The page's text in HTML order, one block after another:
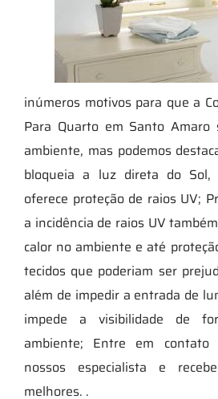
inúmeros motivos para que a
Para Quarto em Santo Amaro
ambiente, mas podemos
bloqueia a luz direta do Sol,
oferece proteção de raios UV;
a incidência de raios UV
calor no ambiente e até
tecidos que poderiam ser
além de impedir a entrada de
impede a visibilidade de
ambiente; Entre em contato
nossos especialista e
melhores. .